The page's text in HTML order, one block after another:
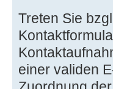
Treten Sie
einer validen